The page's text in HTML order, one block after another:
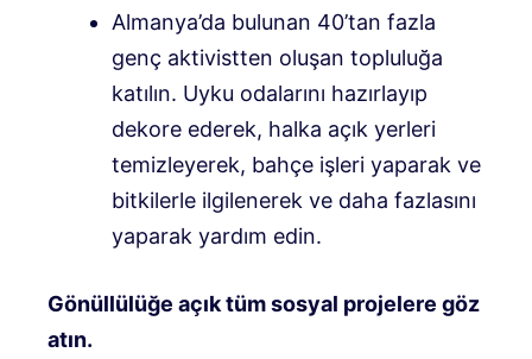
Almanya’da bulunan 40’tan fazla
genç aktivistten oluşan topluluğa
katılın. Uyku odalarını hazırlayıp
dekore ederek, halka açık yerleri
temizleyerek, bahçe işleri yaparak ve
bitkilerle ilgilenerek ve daha fazlasını
yaparak yardım edin.
Gönüllülüğe açık tüm sosyal projelere göz
atın.